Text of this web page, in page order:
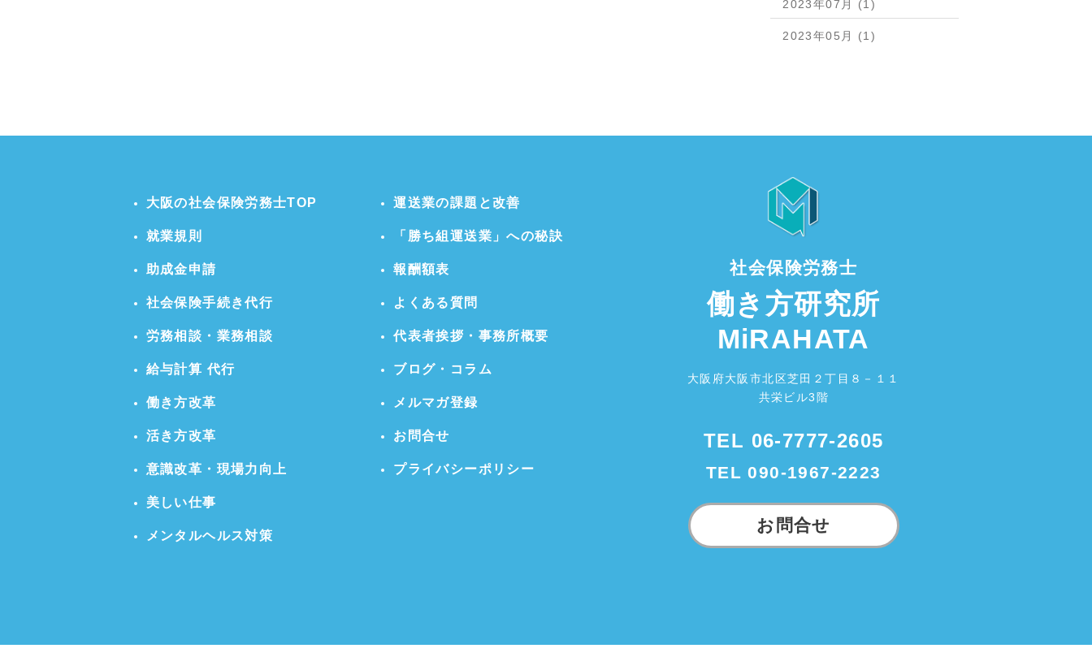
2023年07月 (1)
2023年05月 (1)
大阪の社会保険労務士TOP
就業規則
助成金申請
社会保険手続き代行
労務相談・業務相談
給与計算 代行
働き方改革
活き方改革
意識改革・現場力向上
美しい仕事
メンタルヘルス対策
運送業の課題と改善
「勝ち組運送業」への秘訣
報酬額表
よくある質問
代表者挨拶・事務所概要
ブログ・コラム
メルマガ登録
お問合せ
プライバシーポリシー
社会保険労務士
働き方研究所
MiRAHATA
大阪府大阪市北区芝田２丁目８－１１
共栄ビル3階
TEL 06-7777-2605
TEL090-1967-2223
お問合せ